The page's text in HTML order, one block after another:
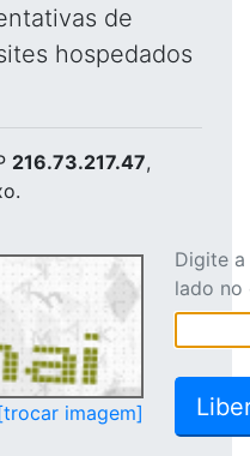
de
hospedados
216.73.217.47,
imagem]
Digite
lado no